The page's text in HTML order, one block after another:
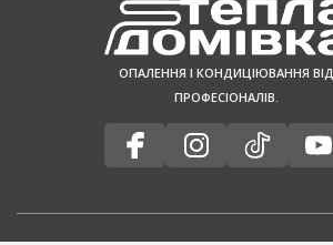
ОПАЛЕННЯ І КОНДИЦІЮВАННЯ ВІД
ПРОФЕСІОНАЛІВ.